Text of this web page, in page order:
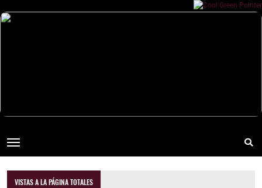
VISTAS A LA PÁGINA TOTALES